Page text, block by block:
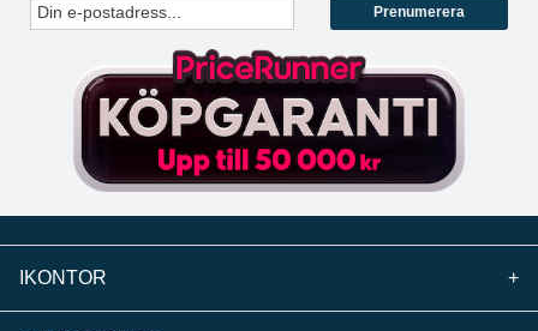
Prenumerera
IKONTOR +